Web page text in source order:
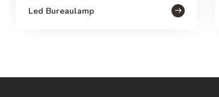
Led Bureaulamp